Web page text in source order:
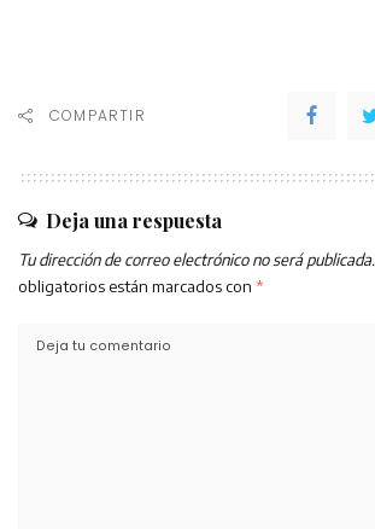
COMPARTIR
Deja una respuesta
Tu dirección de correo electrónico no será publicada.
obligatorios están marcados con *